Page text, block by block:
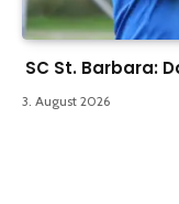
SC St. Barbara:
3. August 2026